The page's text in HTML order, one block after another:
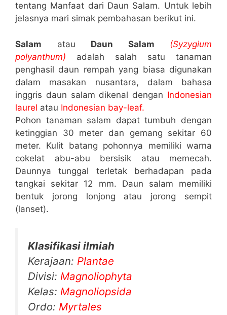
tentang Manfaat dari Daun Salam. Untuk lebih
jelasnya mari simak pembahasan berikut ini.
Salam atau Daun Salam
(Syzygium
polyanthum) adalah salah satu tanaman
penghasil daun rempah yang biasa digunakan
dalam masakan nusantara, dalam bahasa
inggris daun salam dikenal dengan Indonesian
laurel atau Indonesian bay-leaf.
Pohon tanaman salam dapat tumbuh dengan
ketinggian 30 meter dan gemang sekitar 60
meter. Kulit batang pohonnya memiliki warna
cokelat abu-abu bersisik atau memecah.
Daunnya tunggal terletak berhadapan pada
tangkai sekitar 12 mm. Daun salam memiliki
bentuk jorong lonjong atau jorong sempit
(lanset).
Klasifikasi ilmiah
Kerajaan: Plantae
Divisi: Magnoliophyta
Kelas: Magnoliopsida
Ordo: Myrtales